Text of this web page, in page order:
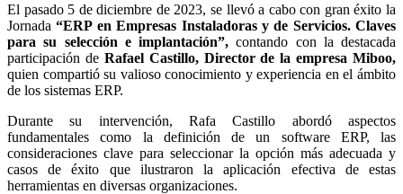
El pasado 5 de diciembre de 2023, se llevó a cabo con gran éxito la
Jornada“ERP en Empresas Instaladoras y de Servicios. Claves
para su selección e implantación”,contando con la destacada
participación de Rafael Castillo, Director de la empresa Miboo,
quien compartió su valioso conocimiento y experiencia en el ámbito
de los sistemas ERP.
Durante su intervención, Rafa Castillo abordó aspectos
fundamentales como la definición de un software ERP, las
consideraciones clave para seleccionar la opción más adecuada y
casos de éxito que ilustraron la aplicación efectiva de estas
herramientas en diversas organizaciones.